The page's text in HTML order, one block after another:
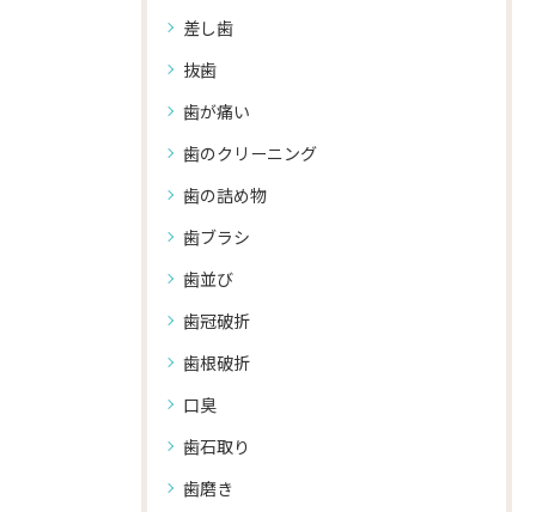
差し歯
抜歯
歯が痛い
歯のクリーニング
歯の詰め物
歯ブラシ
歯並び
歯冠破折
歯根破折
口臭
歯石取り
歯磨き